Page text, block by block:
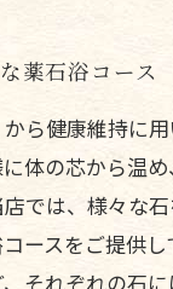
薬石浴コース
ら健康維持に
体の芯から温
店では、様々な
ースをご提供し
それぞれの石